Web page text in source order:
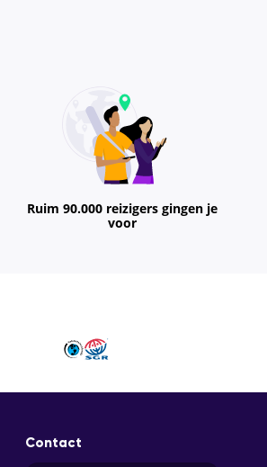
Ruim 90.000 reizigers gingen je
voor
Contact